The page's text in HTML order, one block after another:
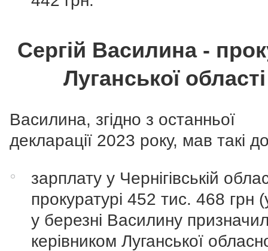
Сергій Василина -
Луганської області
Василина, згідно з останньої
декларації 2023 року, мав такі
зарплату у Чернігівській
прокуратурі 452 тис. 468 грн
у березні Василину
керівником Луганської